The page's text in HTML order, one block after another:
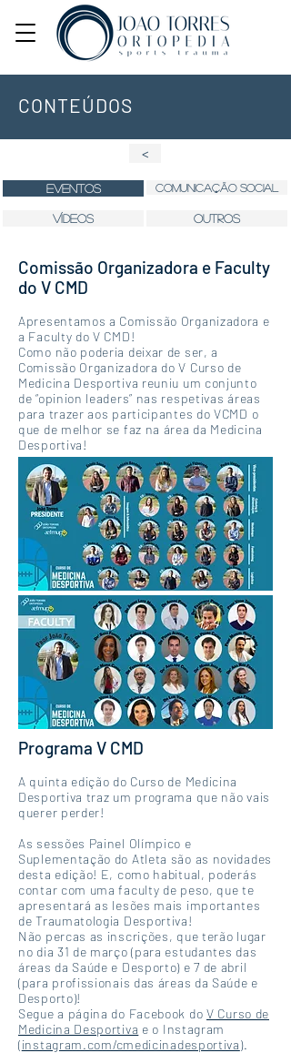
CONTEÚDOS
<
eventos comunicação social
VÍDEOS outros
Comissão Organizadora e Faculty
do V CMD
Apresentamos a Comissão Organizadora e
a Faculty do V CMD!
Como não poderia deixar de ser, a
Comissão Organizadora do V Curso de
Medicina Desportiva reuniu um conjunto
de “opinion leaders” nas respetivas áreas
para trazer aos participantes do VCMD o
que de melhor se faz na área da Medicina
Desportiva!
Programa V CMD
A quinta edição do Curso de Medicina
Desportiva traz um programa que não vais
querer perder!
As sessões Painel Olímpico e
Suplementação do Atleta são as novidades
desta edição! E, como habitual, poderás
contar com uma faculty de peso, que te
apresentará as lesões mais importantes
de Traumatologia Desportiva!
Não percas as inscrições, que terão lugar
no dia 31 de março (para estudantes das
áreas da Saúde e Desporto) e 7 de abril
(para profissionais das áreas da Saúde e
Desporto)!
Segue a página do Facebook do V Curso de
Medicina Desportiva e o Instagram
(instagram.com/cmedicinadesportiva).